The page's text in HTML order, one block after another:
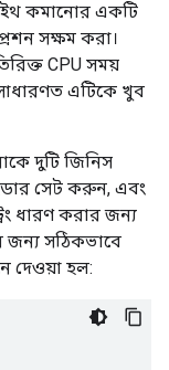
কমানোর একটি
সক্ষম করা।
CPU সময়
এটিকে খুব
দুটি জিনিস
সেট করুন, এবং
ধারণ করার জন্য
জন্য সঠিকভাবে
দেওয়া হল: